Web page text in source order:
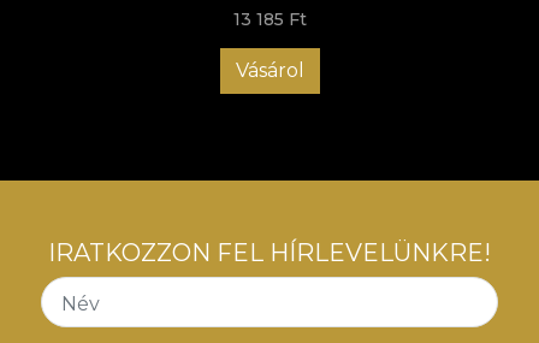
13 185 Ft
Vásárol
IRATKOZZON FEL HÍRLEVELÜNKRE!
Név